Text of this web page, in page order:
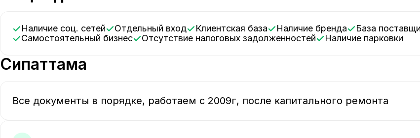
Наличие соц. сетей Отдельный вход Клиентская база Наличие бренда
База
Самостоятельный бизнес
Отсутствие налоговых задолженностей Наличие парковки
Сипаттама
Все документы в порядке, работаем с 2009г, после капитального ремонта